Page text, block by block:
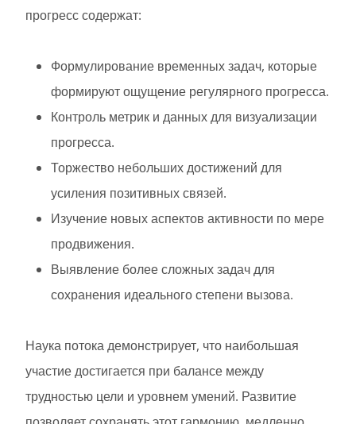
прогресс содержат:
Формулирование временных задач, которые
формируют ощущение регулярного прогресса.
Контроль метрик и данных для визуализации
прогресса.
Торжество небольших достижений для
усиления позитивных связей.
Изучение новых аспектов активности по мере
продвижения.
Выявление более сложных задач для
сохранения идеального степени вызова.
Наука потока демонстрирует, что наибольшая
участие достигается при балансе между
трудностью цели и уровнем умений. Развитие